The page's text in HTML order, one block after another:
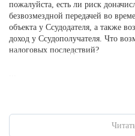
пожалуйста, есть ли риск
безвозмездной передачей во
объекта у Ссудодателя, а также
доход у Ссудополучателя. Что
налоговых последствий?